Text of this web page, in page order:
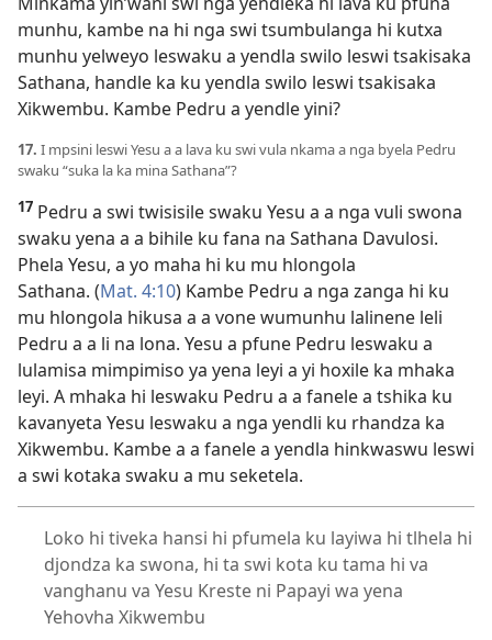
munhu, kambe na hi nga swi tsumbulanga hi kutxa
munhu yelweyo leswaku a yendla swilo leswi tsakisaka
Sathana, handle ka ku yendla swilo leswi tsakisaka
Xikwembu. Kambe Pedru a yendle yini?
17. I mpsini leswi Yesu a a lava ku swi vula nkama a nga byela Pedru
swaku “suka la ka mina Sathana”?
17 Pedru a swi twisisile swaku Yesu a a nga vuli swona
swaku yena a a bihile ku fana na Sathana Davulosi.
Phela Yesu, a yo maha hi ku mu hlongola
Sathana. (Mat. 4:10) Kambe Pedru a nga zanga hi ku
mu hlongola hikusa a a vone wumunhu lalinene leli
Pedru a a li na lona. Yesu a pfune Pedru leswaku a
lulamisa mimpimiso ya yena leyi a yi hoxile ka mhaka
leyi. A mhaka hi leswaku Pedru a a fanele a tshika ku
kavanyeta Yesu leswaku a nga yendli ku rhandza ka
Xikwembu. Kambe a a fanele a yendla hinkwaswu leswi
a swi kotaka swaku a mu seketela.
Loko hi tiveka hansi hi pfumela ku layiwa hi tlhela hi
djondza ka swona, hi ta swi kota ku tama hi va
vanghanu va Yesu Kreste ni Papayi wa yena
Yehovha Xikwembu